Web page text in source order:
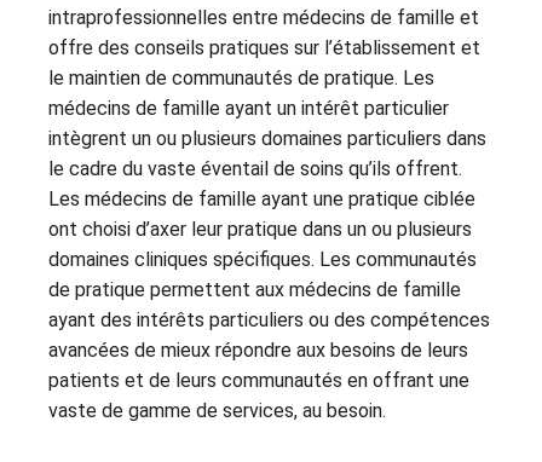
intraprofessionnelles entre médecins de famille et
offre des conseils pratiques sur l’établissement et
le maintien de communautés de pratique. Les
médecins de famille ayant un intérêt particulier
intègrent un ou plusieurs domaines particuliers dans
le cadre du vaste éventail de soins qu’ils offrent.
Les médecins de famille ayant une pratique ciblée
ont choisi d’axer leur pratique dans un ou plusieurs
domaines cliniques spécifiques. Les communautés
de pratique permettent aux médecins de famille
ayant des intérêts particuliers ou des compétences
avancées de mieux répondre aux besoins de leurs
patients et de leurs communautés en offrant une
vaste de gamme de services, au besoin.